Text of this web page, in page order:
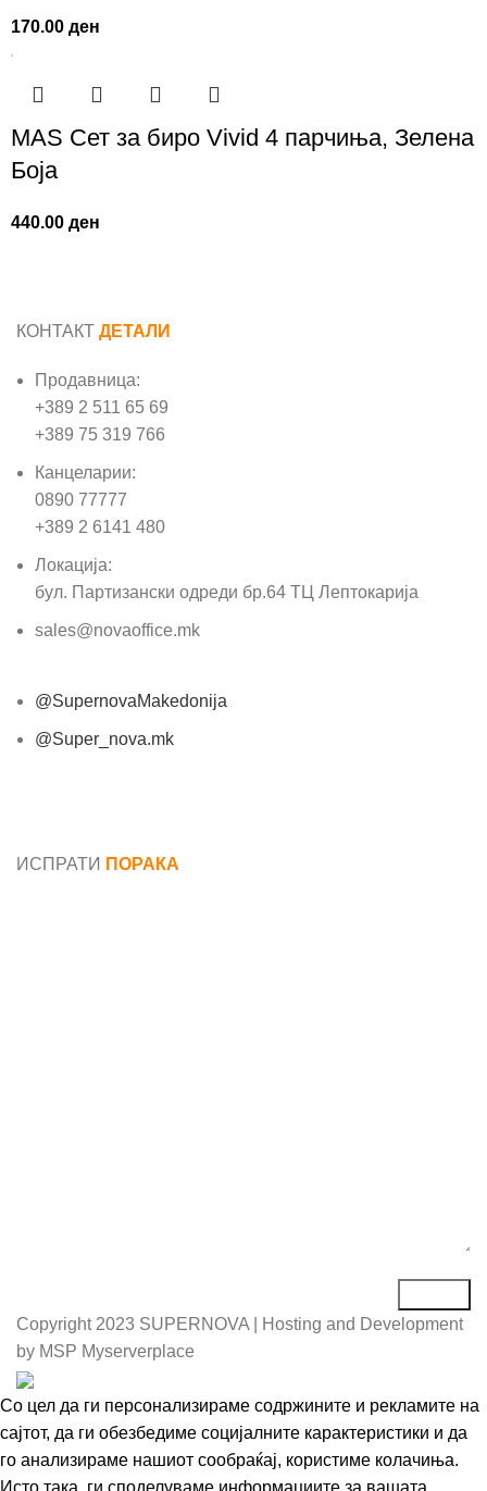
170.00ден
MAS Сет за биро Vivid 4 парчиња, Зелена
Боја
440.00ден
КОНТАКТ ДЕТАЛИ
Продавница:
+389 2 511 65 69
+389 75 319 766
Канцеларии:
0890 77777
+389 2 6141 480
Локација:
бул. Партизански одреди бр.64 ТЦ Лептокарија
sales@novaoffice.mk
@SupernovaMakedonija
@Super_nova.mk
ИСПРАТИ ПОРАКА
Copyright 2023 SUPERNOVA | Hosting and Development
by MSP Myserverplace
Со цел да ги персонализираме содржините и рекламите на
сајтот, да ги обезбедиме социјалните карактеристики и да
го анализираме нашиот сообраќај, користиме колачиња.